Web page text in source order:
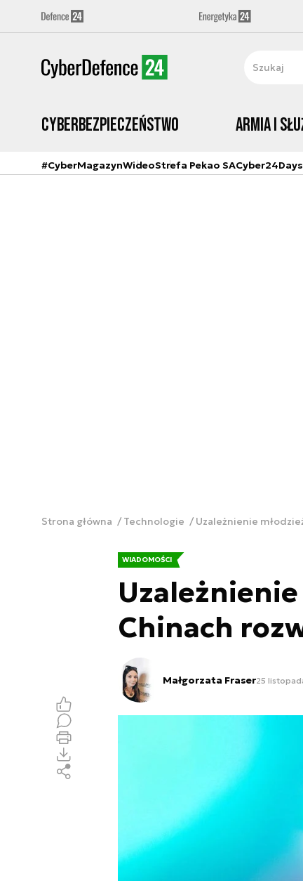
Cyberbezpieczeństwo Armia i
#CyberMagazynWideoStrefa Pekao SA
Strona główna Technologie Uzależnienie
WIADOMOŚCI
Chinach
Małgorzata Fraser25